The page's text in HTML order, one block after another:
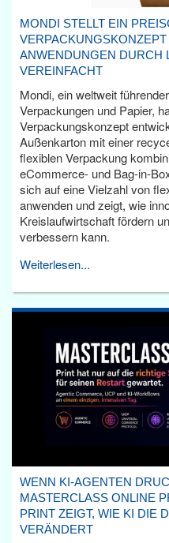
MONDI STELLT EIN
ANWENDUNGEN DURCH
VEREINFACHT
Mondi, ein weltweit
Verpackungen und Papier,
Verpackungskonzept
Außenkarton mit einer
flexiblen Verpackung
eCommerce- und Bag-in-
sich auf eine Vielzahl von
anwenden und zeigt, wie
Kreislaufwirtschaft fördern
verbessern kann.
Weiterlesen...
WENN KI-AGENTEN
MASTERCLASS ONLINE
PRINT ZEIGT, WIE KI DIE
VERÄNDERT